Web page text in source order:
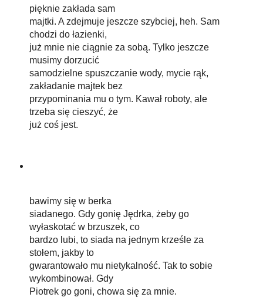
pięknie zakłada sam
majtki. A zdejmuje jeszcze szybciej, heh. Sam
chodzi do łazienki,
już mnie nie ciągnie za sobą. Tylko jeszcze
musimy dorzucić
samodzielne spuszczanie wody, mycie rąk,
zakładanie majtek bez
przypominania mu o tym. Kawał roboty, ale
trzeba się cieszyć, że
już coś jest.
bawimy się w berka
siadanego. Gdy gonię Jędrka, żeby go
wyłaskotać w brzuszek, co
bardzo lubi, to siada na jednym krześle za
stołem, jakby to
gwarantowało mu nietykalność. Tak to sobie
wykombinował. Gdy
Piotrek go goni, chowa się za mnie.